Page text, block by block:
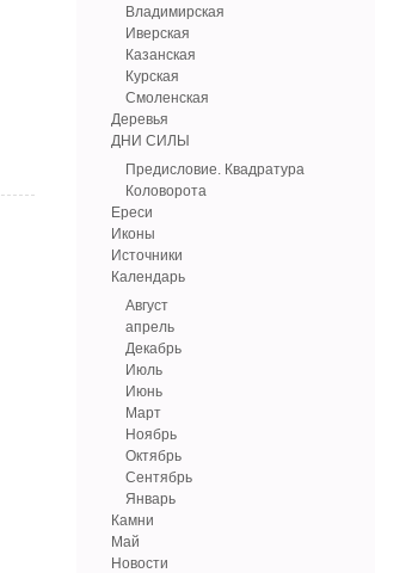
Владимирская
Иверская
Казанская
Курская
Смоленская
Деревья
ДНИ СИЛЫ
Предисловие. Квадратура
Коловорота
Ереси
Иконы
Источники
Календарь
Август
апрель
Декабрь
Июль
Июнь
Март
Ноябрь
Октябрь
Сентябрь
Январь
Камни
Май
Новости